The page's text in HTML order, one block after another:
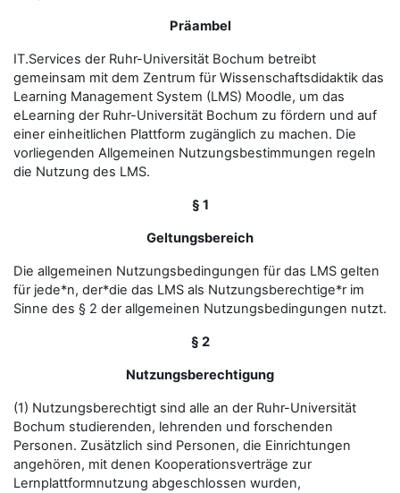
Präambel
IT.Services der Ruhr-Universität Bochum betreibt
gemeinsam mit dem Zentrum für Wissenschaftsdidaktik das
Learning Management System (LMS) Moodle, um das
eLearning der Ruhr-Universität Bochum zu fördern und auf
einer einheitlichen Plattform zugänglich zu machen. Die
vorliegenden Allgemeinen Nutzungsbestimmungen regeln
die Nutzung des LMS.
§ 1
Geltungsbereich
Die allgemeinen Nutzungsbedingungen für das LMS gelten
für jede*n, der*die das LMS als Nutzungsberechtige*r im
Sinne des § 2 der allgemeinen Nutzungsbedingungen nutzt.
§ 2
Nutzungsberechtigung
(1) Nutzungsberechtigt sind alle an der Ruhr-Universität
Bochum studierenden, lehrenden und forschenden
Personen. Zusätzlich sind Personen, die Einrichtungen
angehören, mit denen Kooperationsverträge zur
Lernplattformnutzung abgeschlossen wurden,